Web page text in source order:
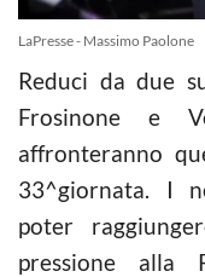
LaPresse - Massimo Paolone
Reduci da due
Frosinone e
affronteranno
33^giornata. I
poter
pressione alla